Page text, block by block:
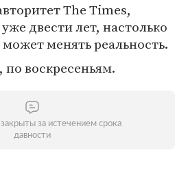
The Times,
двести лет, настолько
может менять реальность.
воскресеньям.
за истечением срока
давности